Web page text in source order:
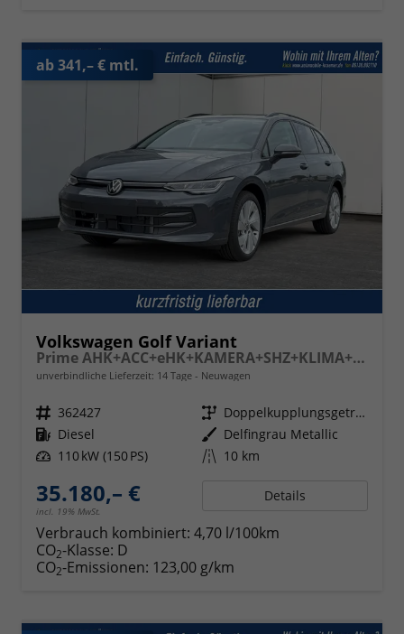
ab 341,– € mtl.
Volkswagen Golf Variant
Prime AHK+ACC+eHK+KAMERA+SHZ+KLIMA+LED+17" ALU
unverbindliche Lieferzeit: 14 Tage Neuwagen
Fahrzeugnr. 362427 Getriebe
Doppelkupplungsgetriebe (DSG)
Kraftstoff Diesel Außenfarbe Delfingrau Metallic
Leistung 110 kW (150 PS) Kilometerstand 10 km
35.180,– €
incl. 19% MwSt.
Details
Verbrauch kombiniert: 4,70 l/100km
CO2-Klasse: D
CO2-Emissionen: 123,00 g/km